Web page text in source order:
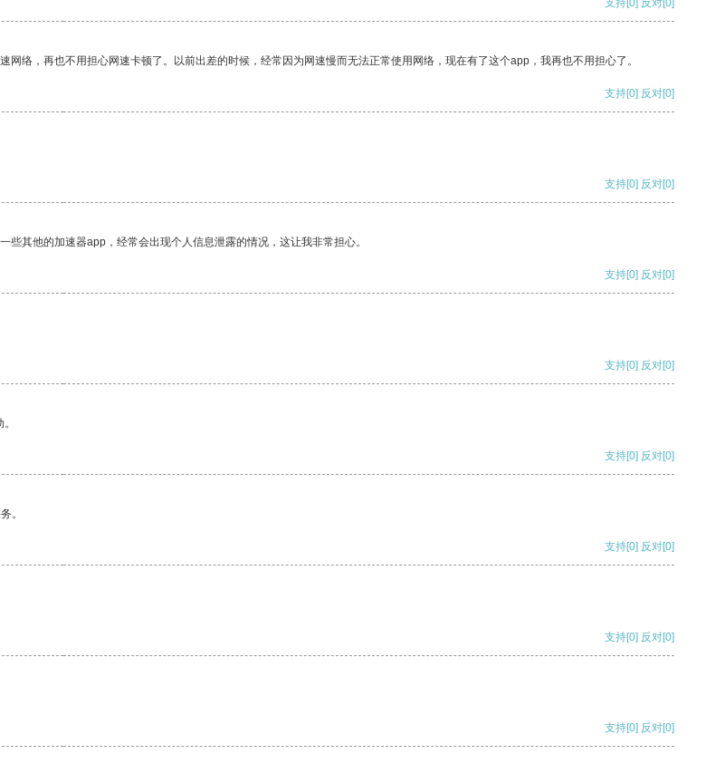
支持 [0] 反对 [0]
络，再也不用担心网速卡顿了。以前出差的时候，经常因为网速慢而无法正常使用网络，现在有了这个app，我再也不用担心了。
支持[0] 反对[0]
支持[0] 反对[0]
其他的加速器app，经常会出现个人信息泄露的情况，这让我非常担心。
支持[0] 反对[0]
支持[0] 反对[0]
支持[0] 反对[0]
。
支持[0] 反对[0]
支持[0] 反对[0]
支持[0] 反对[0]